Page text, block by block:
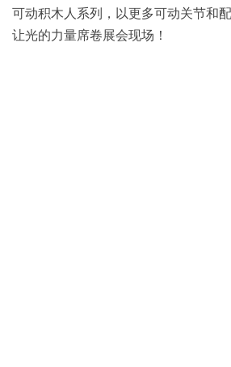
可动积木人系列，以更多可动关节和
让光的力量席卷展会现场！